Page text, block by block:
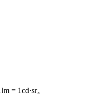
= 1cd·sr。